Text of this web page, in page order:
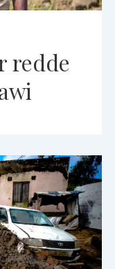
redde